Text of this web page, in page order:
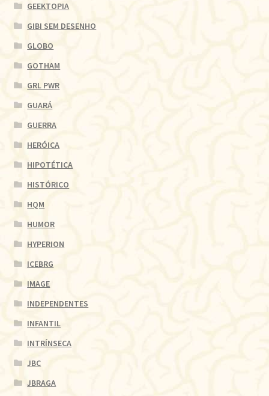
GEEKTOPIA
GIBI SEM DESENHO
GLOBO
GOTHAM
GRL PWR
GUARÁ
GUERRA
HERÓICA
HIPOTÉTICA
HISTÓRICO
HQM
HUMOR
HYPERION
ICEBRG
IMAGE
INDEPENDENTES
INFANTIL
INTRÍNSECA
JBC
JBRAGA